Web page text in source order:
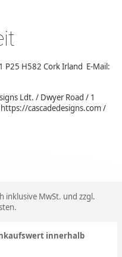
P25 H582 Cork Irland E-Mail:
Ldt. / Dwyer Road / 1
cascadedesigns.com /
inklusive MwSt. und zzgl.
.
innerhalb